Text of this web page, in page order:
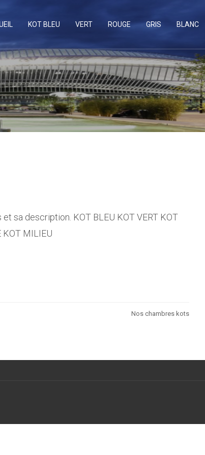
KOT BLEU VERT ROUGE GRIS BLANC
sa description. KOT BLEU KOT VERT KOT
KOT MILIEU
Nos chambres kots